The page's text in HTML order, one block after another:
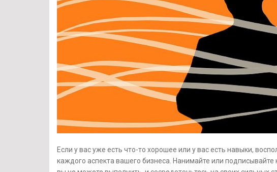
Если у вас уже есть что-то хорошее или у вас есть навыки,
каждого аспекта вашего бизнеса. Нанимайте или подписывайте